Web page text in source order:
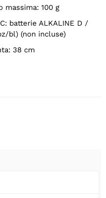
massima: 100 g
bl) (non incluse)
38 cm